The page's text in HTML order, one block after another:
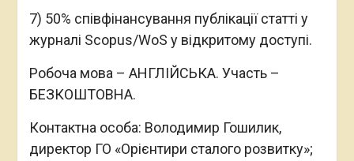
7) 50% співфінансування публікації статті у
журналі Scopus/WoS у відкритому доступі.
Робоча мова – АНГЛІЙСЬКА. Участь –
БЕЗКОШТОВНА.
Контактна особа: Володимир Гошилик,
директор ГО «Орієнтири сталого розвитку»;